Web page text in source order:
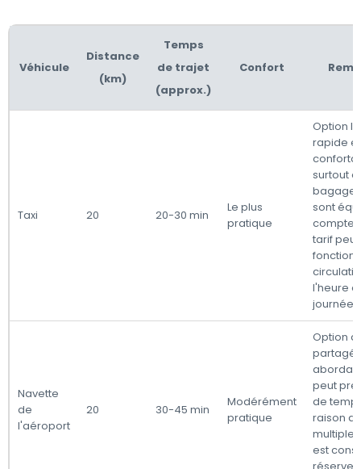
Véhicule
Distance
(km)
Temps
de trajet
(approx.)
Confort
Taxi 20 20-30 min
Le plus
pratique
Option
rapide
surtout
sont
tarif
fonction
l'heure
journée.
Navette
de
l'aéroport
20 30-45 min
Modérément
pratique
Option
peut
de
raison
est